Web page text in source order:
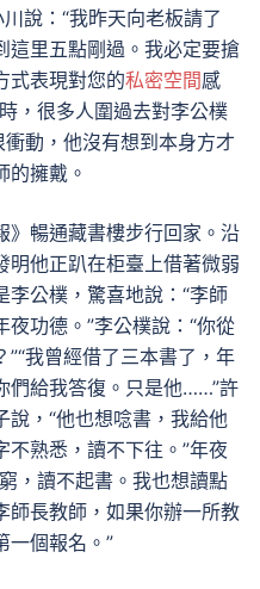
說：“我昨天向老板請了
這里五點剛過。我必定要搶
式表現對您的私密空間感
，很多人圍過去對李公樸
動，他沒有想到本身方才
的擁戴。
》暢通藏書樓步行回家。沿
明他正趴在柜臺上借著微弱
李公樸，驚喜地說：“李師
功德。”李公樸說：“你從
我曾經借了三本書了，年
們給我答復。只是他……”許
，“他也想唸書，我給他
熟悉，讀不下往。”年夜
，讀不起書。我也想讀點
師長教師，如果你辦一所教
一個報名。”